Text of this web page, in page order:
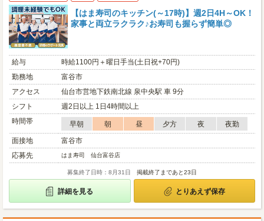
【はま寿司のキッチン(～17時)】週2日4H～OK！
家事と両立ラクラク♪お寿司も握らず簡単◎
給与
時給1100円＋曜日手当(土日祝+70円)
勤務地
富谷市
アクセス
仙台市営地下鉄南北線 泉中央駅 車 9分
シフト
週2日以上 1日4時間以上
時間帯
早朝 朝 昼 夕方 夜
夜勤
面接地
富谷市
応募先
はま寿司 仙台富谷店
募集終了日時：8月31日 掲載終了まであと23日
詳細を見る とりあえず保存